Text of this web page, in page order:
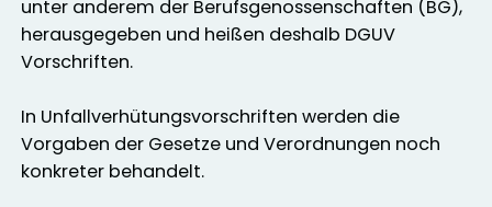
unter anderem der Berufsgenossenschaften (BG),
herausgegeben und heißen deshalb DGUV
Vorschriften.
In Unfallverhütungsvorschriften werden die
Vorgaben der Gesetze und Verordnungen noch
konkreter behandelt.